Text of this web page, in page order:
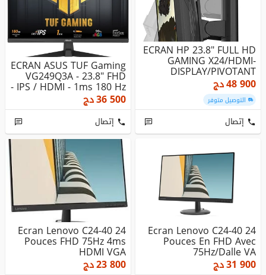
ECRAN HP 23.8" FULL HD
GAMING X24/HDMI-
DISPLAY/PIVOTANT
48 900دج
التوصيل متوفر
إتصال
ECRAN ASUS TUF Gaming
VG249Q3A - 23.8" FHD
IPS / HDMI - 1ms 180 Hz -
36 500دج
إتصال
Ecran Lenovo C24-40 24
Pouces En FHD Avec
75Hz/dalle VA
16:9ème/4ms/HD...
31 900دج
Ecran Lenovo C24-40 24
Pouces FHD 75Hz 4ms
HDMI VGA
23 800دج